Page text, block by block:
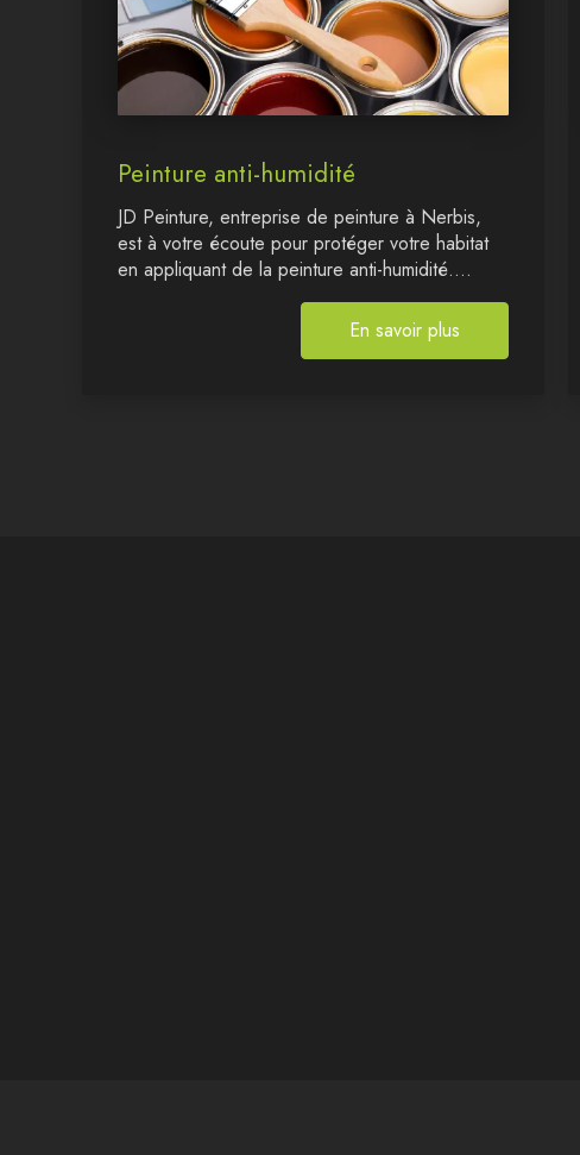
Peinture anti-humidité
JD Peinture, entreprise de peinture à Nerbis,
est à votre écoute pour protéger votre habitat
en appliquant de la peinture anti-humidité....
En savoir plus